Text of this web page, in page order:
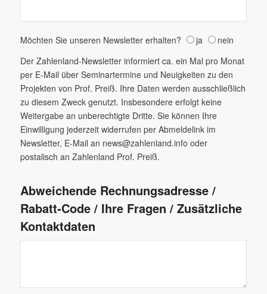
Möchten Sie unseren Newsletter erhalten? ja
nein
Der Zahlenland-Newsletter informiert ca. ein Mal pro Monat
per E-Mail über Seminartermine und Neuigkeiten zu den
Projekten von Prof. Preiß. Ihre Daten werden ausschließlich
zu diesem Zweck genutzt. Insbesondere erfolgt keine
Weitergabe an unberechtigte Dritte. Sie können Ihre
Einwilligung jederzeit widerrufen per Abmeldelink im
Newsletter, E-Mail an news@zahlenland.info oder
postalisch an Zahlenland Prof. Preiß.
Abweichende Rechnungsadresse /
Rabatt-Code / Ihre Fragen / Zusätzliche
Kontaktdaten